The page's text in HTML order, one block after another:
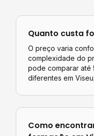
Quanto custa
O preço varia
complexidade do
pode comparar até
diferentes em Viseu
Como